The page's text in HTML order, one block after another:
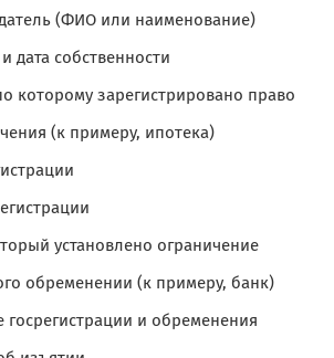
(ФИО или наименование)
дата собственности
которому зарегистрировано право
(к примеру, ипотека)
установлено ограничение
обременении (к примеру, банк)
госрегистрации и обременения